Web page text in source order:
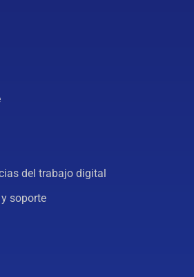
del trabajo digital
soporte